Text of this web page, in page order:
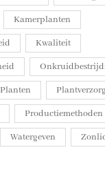
Kamerplanten
Kwaliteit
Planten
Productiemethoden
Watergeven